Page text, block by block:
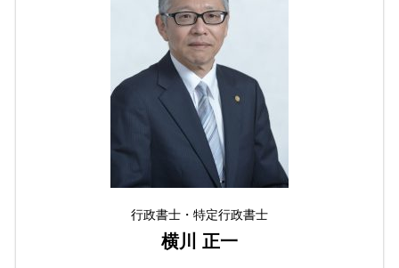
行政書士・特定行政書士
横川 正一